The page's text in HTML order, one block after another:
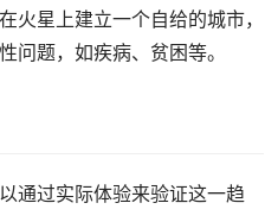
火星上建立一个自给的城市，
问题，如疾病、贫困等。
通过实际体验来验证这一趋